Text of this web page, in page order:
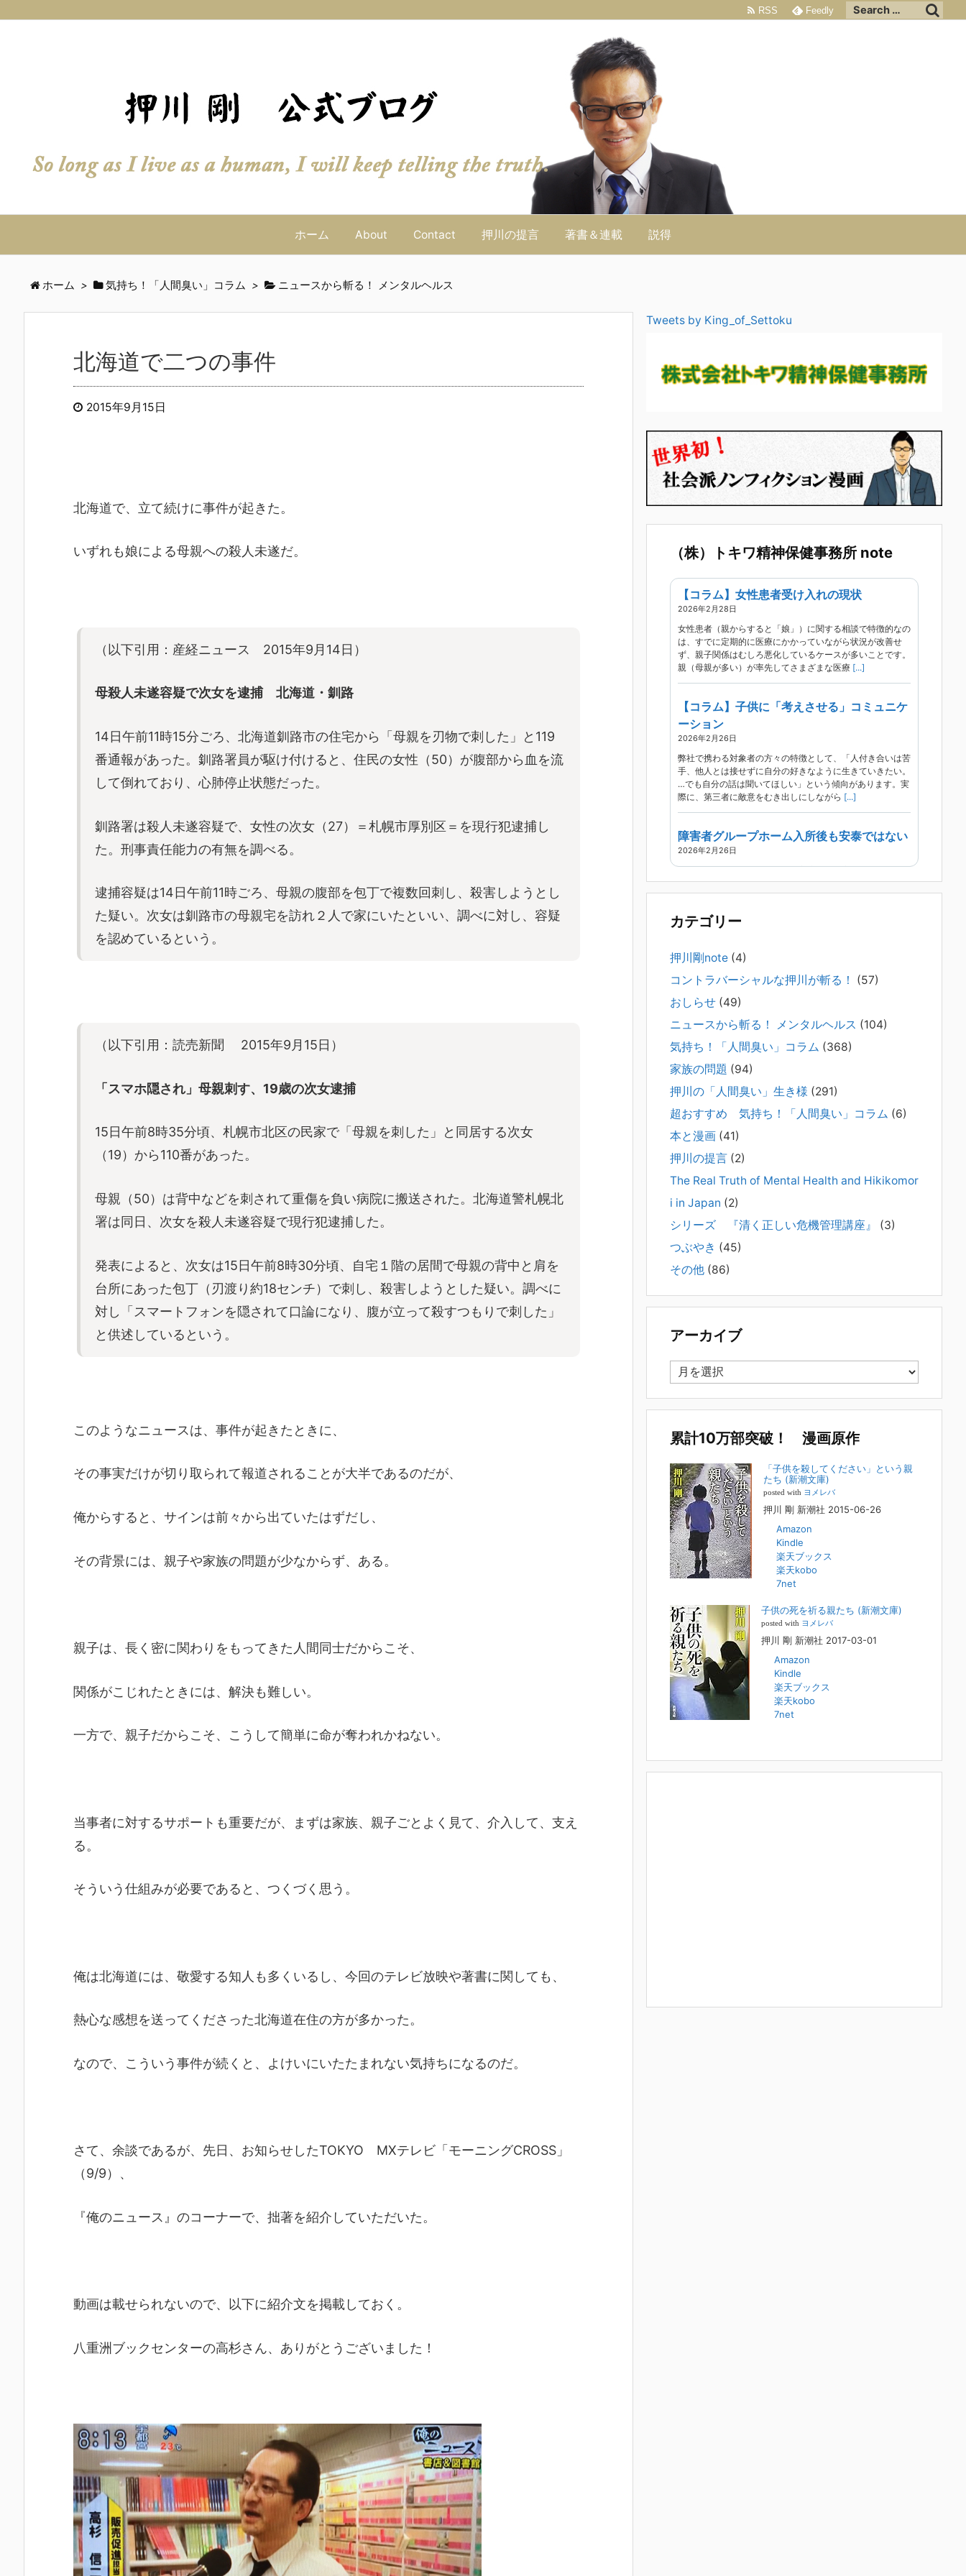
ホーム About Contact 押川の提言 著書＆連載 説得
RSS Feedly
ホーム > 気持ち！「人間臭い」コラム > ニュースから斬る！ メンタルヘルス
北海道で二つの事件
2015年9月15日
北海道で、立て続けに事件が起きた。
いずれも娘による母親への殺人未遂だ。
（以下引用：産経ニュース 2015年9月14日）
母殺人未遂容疑で次女を逮捕 北海道・釧路
14日午前11時15分ごろ、北海道釧路市の住宅から「母親を刃物で刺した」と119
番通報があった。釧路署員が駆け付けると、住民の女性（50）が腹部から血を流
して倒れており、心肺停止状態だった。
釧路署は殺人未遂容疑で、女性の次女（27）＝札幌市厚別区＝を現行犯逮捕し
た。刑事責任能力の有無を調べる。
逮捕容疑は14日午前11時ごろ、母親の腹部を包丁で複数回刺し、殺害しようとし
た疑い。次女は釧路市の母親宅を訪れ２人で家にいたといい、調べに対し、容疑
を認めているという。
（以下引用：読売新聞 2015年9月15日）
「スマホ隠され」母親刺す、19歳の次女逮捕
15日午前8時35分頃、札幌市北区の民家で「母親を刺した」と同居する次女
（19）から110番があった。
母親（50）は背中などを刺されて重傷を負い病院に搬送された。北海道警札幌北
署は同日、次女を殺人未遂容疑で現行犯逮捕した。
発表によると、次女は15日午前8時30分頃、自宅１階の居間で母親の背中と肩を
台所にあった包丁（刃渡り約18センチ）で刺し、殺害しようとした疑い。調べに
対し「スマートフォンを隠されて口論になり、腹が立って殺すつもりで刺した」
と供述しているという。
このようなニュースは、事件が起きたときに、
その事実だけが切り取られて報道されることが大半であるのだが、
俺からすると、サインは前々から出ていたはずだし、
その背景には、親子や家族の問題が少なからず、ある。
親子は、長く密に関わりをもってきた人間同士だからこそ、
関係がこじれたときには、解決も難しい。
一方で、親子だからこそ、こうして簡単に命が奪われかねない。
当事者に対するサポートも重要だが、まずは家族、親子ごとよく見て、介入して、支え
る。
そういう仕組みが必要であると、つくづく思う。
俺は北海道には、敬愛する知人も多くいるし、今回のテレビ放映や著書に関しても、
熱心な感想を送ってくださった北海道在住の方が多かった。
なので、こういう事件が続くと、よけいにいたたまれない気持ちになるのだ。
さて、余談であるが、先日、お知らせしたTOKYO MXテレビ「モーニングCROSS」
（9/9）、
『俺のニュース』のコーナーで、拙著を紹介していただいた。
動画は載せられないので、以下に紹介文を掲載しておく。
八重洲ブックセンターの高杉さん、ありがとうございました！
Tweets by King_of_Settoku
（株）トキワ精神保健事務所 note
【コラム】女性患者受け入れの現状
2026年2月28日
女性患者（親からすると「娘」）に関する相談で特徴的なの
は、すでに定期的に医療にかかっていながら状況が改善せ
ず、親子関係はむしろ悪化しているケースが多いことです。
親（母親が多い）が率先してさまざまな医療 [...]
【コラム】子供に「考えさせる」コミュニケ
ーション
2026年2月26日
弊社で携わる対象者の方々の特徴として、「人付き合いは苦
手、他人とは接せずに自分の好きなように生きていきたい。
…でも自分の話は聞いてほしい」という傾向があります。実
際に、第三者に敵意をむき出しにしながら [...]
障害者グループホーム入所後も安泰ではない
2026年2月26日
現在、精神科病院は早期退院が主流です。家族での受け入れ
や一人暮らしは難しく、かといって本人が施設入所を拒んで
いる（つまり行き先が見つかっていない）ような場合でも、
精神科から「退院できます」と言われた家族
へ──退院後の安全設計
2026年2月21日
通常価格 2,980円 → 今だけ 1,480円（50％OFF）こちらのn
援の現場で行なってきた実務対応を、家族向けに整理してい
#042 精神疾患の子どもと健全なコミュニ
ケーションがとれない（母娘編）。
2025年8月17日
弊社は、病識のない重篤な精神疾患を抱えるご家族からのご
相談を受け、長年にわたり精神科医療へのアクセスの仕方や
問題解決に取り組んでまいりました。しかし現実には、精神
疾患が疑われる当人に病識がない場合、家
#041 将来を案じる「きょうだい」必見②
きょうだいに精神疾患が疑われる家族がい
て、家族間トラブルで困っている方へ
2025年8月11日
長年問題解決に至らない家族のパターンのうち、弊社の相談
集英社オンラインのインタビューを受けまし
た。「漫画といえば集英社！」というく…
2023年3月1日
しても私個人としても大変な名誉です。h[...]
若年層の子供の問題
2022年8月26日
『「子供を殺してください」という親たち』では、先月ま
で、10代の対象者をテーマにした回、「ケース19 奴隷化
する親たち」をお送りしていました。こちらは、最終話をコ
ミックバンチWebで読むことができます
FBS福岡放送『目撃者f』出演情報
本日（日曜）深夜1時25分～FBS福岡放送『目撃者f』で、
（株）トキワ精神保健事務所 所長 押川剛の活動を追った
ドキュメンタリーが放送されます。「俺がつなげてやる～コ
ワモテ“説得屋”の生き様～」続きを
人と“直接”向き合うことの価値
2022年1月14日
カテゴリー
押川剛note (4)
コントラバーシャルな押川が斬る！
(57)
おしらせ (49)
ニュースから斬る！ メンタルヘルス (104)
気持ち！「人間臭い」コラム (368)
家族の問題 (94)
押川の「人間臭い」生き様 (291)
超おすすめ 気持ち！「人間臭い」コラム (6)
本と漫画 (41)
押川の提言 (2)
The Real Truth of Mental Health and Hikikomor
i in Japan (2)
シリーズ 『清く正しい危機管理講座』
(3)
つぶやき (45)
その他 (86)
アーカイブ
ー
カ
ブ
累計10万部突破！ 漫画原作
「子供を殺してください」という親
たち (新潮文庫)
posted with ヨメレバ
押川 剛 新潮社 2015-06-26
Amazon
Kindle
楽天ブックス
楽天kobo
7net
子供の死を祈る親たち (新潮文庫)
posted with ヨメレバ
押川 剛 新潮社 2017-03-01
Amazon
Kindle
楽天ブックス
楽天kobo
7net